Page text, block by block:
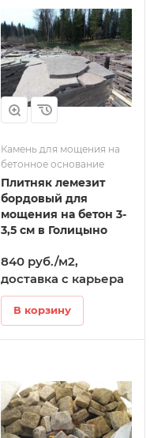
Камень для мощения на
бетонное основание
Плитняк лемезит
бордовый для
мощения на бетон 3-
3,5 см в Голицыно
840 руб./м2,
доставка с карьера
В корзину